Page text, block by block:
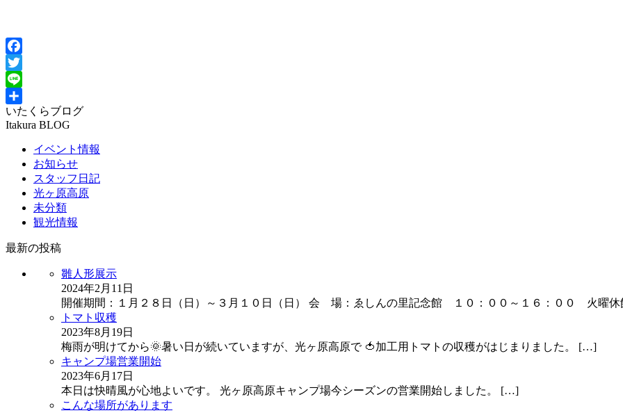
Facebook
Twitter
Line
共
有
いたくらブログ
Itakura BLOG
イベント情報
お知らせ
スタッフ日記
光ヶ原高原
未分類
観光情報
最新の投稿
雛人形展示
2024年2月11日
開催期間：１月２８日（日）～３月１０日（日） 会 場：ゑしんの里記念館 １０：００～１６：００ 火曜休
トマト収穫
2023年8月19日
梅雨が明けてから🌞暑い日が続いていますが、光ヶ原高原で 🍅加工用トマトの収穫がはじまりました。 […]
キャンプ場営業開始
2023年6月17日
本日は快晴風が心地よいです。 光ヶ原高原キャンプ場今シーズンの営業開始しました。 […]
こんな場所があります